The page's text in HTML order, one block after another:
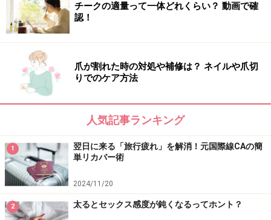
一、脚を組まなくなり、「ゆがみ」の原因を作らない生
活に
いつも同じ脚を上にして脚を組むのは骨盤の「ゆがみ」
のモト。以前は私もパソコンに向かうときなど、つい脚
を組みがちでしたが、着物を着ると脚を組みにくくなる
ので、自然と「ゆがまない」生活になります。
二、足袋をはくことによる血行促進効果
着物といえば、足元は足袋。足袋をはくことによって、
親指がその他４本の指と開きますので、滞りがちな血行
もよくなりますし、何より気持ちいい！
と、こんなふうにいいことづくめなんです。
チークの適量って一体どれくらい？ 動画で確
認！
爪が割れた時の対処や補修は？ ネイルや爪切
りでのケア方法
人気記事ランキング
1
翌日に来る「旅行疲れ」を解消！元国際線CAの簡
単リカバー術
2024/11/20
2 太るとセックス感度が鈍くなるってホント？